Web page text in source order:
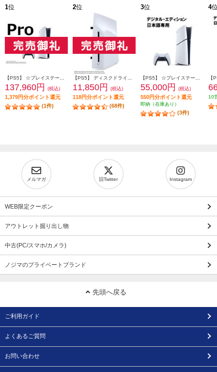
1位
【PS5】 ☆プレイステーション5 Pro本体（N）
137,960円 (税込)
1,379円分ポイント還元
(1件)
2位
【PS5】 ディスクドライブ(Slimモデル用)
11,850円 (税込)
118円分ポイント還元
(68件)
3位
【PS5】 ☆プレイステーション5本体 デジタル・エディション 日本語専用 Console Language: Japanese only
55,000円 (税込)
550円分ポイント還元
即納（在庫あり）
(3件)
4
10
メルマガ 旧Twitter Instagram
WEB限定クーポン
アウトレット掘り出し物
中古(PC/スマホ/カメラ)
ノジマのプライベートブランド
先頭へ戻る
ご利用ガイド
よくあるご質問
お問い合わせ